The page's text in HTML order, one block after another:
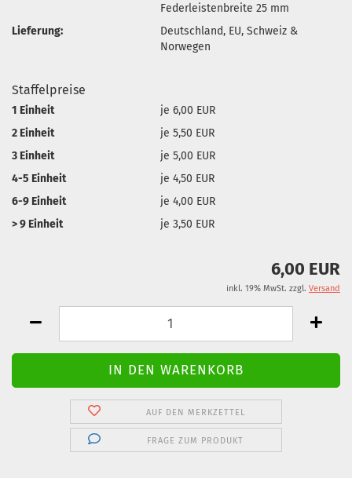
Federleistenbreite 25 mm
Lieferung:
Deutschland, EU, Schweiz &
Norwegen
Staffelpreise
1 Einheit
je 6,00 EUR
2 Einheit
je 5,50 EUR
3 Einheit
je 5,00 EUR
4-5 Einheit
je 4,50 EUR
6-9 Einheit
je 4,00 EUR
> 9 Einheit
je 3,50 EUR
6,00 EUR
inkl. 19% MwSt. zzgl. Versand
AUF DEN MERKZETTEL
FRAGE ZUM PRODUKT